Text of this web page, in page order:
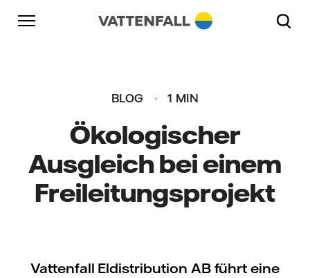
Überspringen
Zurück zur Hauptnavigation
Gehe zur Fußzeile
BLOG 1 MIN
Ökologischer
Ausgleich bei einem
Freileitungsprojekt
Vattenfall Eldistribution AB führt eine
Zurück zur Hauptnavigation